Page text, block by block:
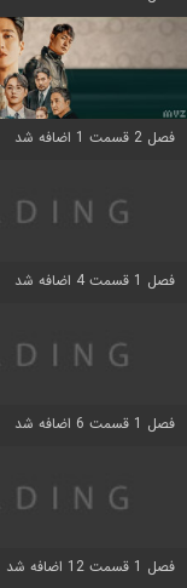
فصل 2 قسمت 1 اضافه شد
فصل 1 قسمت 4 اضافه شد
فصل 1 قسمت 6 اضافه شد
فصل 1 قسمت 12 اضافه شد